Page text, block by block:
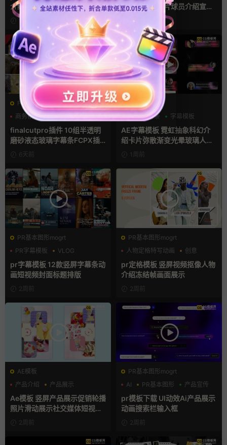
介绍角标动画PR模版
比分牌对决卡片球员介绍宣传
1天前
FCPX字幕
商务模板
字幕条
finalcutpro插件 10组半透明
磨砂液态玻璃字幕条FCPX插
6天前
AE模板
AI
字幕条 字幕模板
AE字幕模板 霓虹抽象科幻介
绍卡片弥散渐变光晕玻璃人名
1周前
PR基本图形mogrt
PR字幕模板
VLOG
人物介绍
pr字幕模板 12款竖屏字幕条动
画短视频封面标题排版
2周前
PR基本图形mogrt
人物定格特写动画
创意
动态海报
pr定格模板 竖屏视频抠像人物
介绍冻结帧画面展示
2周前
AE模板
产品介绍
产品展示
卡通模板
Ae模板 竖屏产品展示促销轮播
照片滑动展示社交媒体短视频
片头2周前
PR基本图形mogrt
AI
PR基本图形 产品宣传
pr模板下载 UI动效Ai产品展示
动画搜索栏输入框
2周前